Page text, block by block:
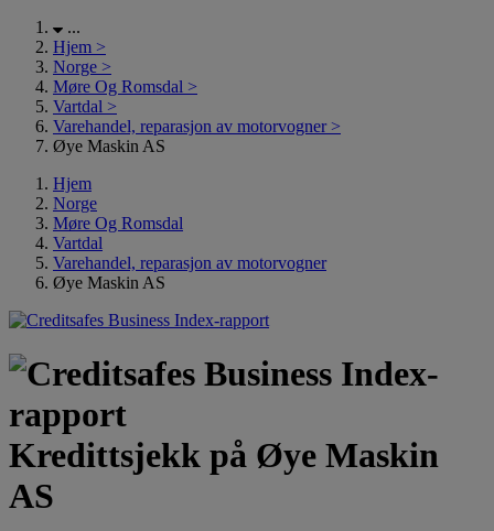
...
Hjem >
Norge >
Møre Og Romsdal >
Vartdal >
Varehandel, reparasjon av motorvogner >
Øye Maskin AS
Hjem
Norge
Møre Og Romsdal
Vartdal
Varehandel, reparasjon av motorvogner
Øye Maskin AS
Kredittsjekk på Øye Maskin
AS